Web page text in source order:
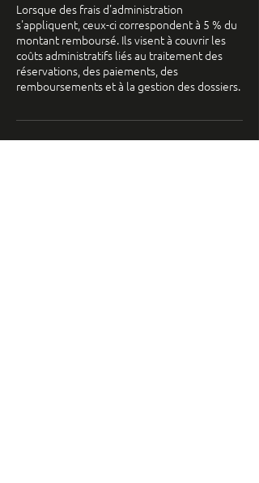
Lorsque des frais d'administration
s'appliquent, ceux-ci correspondent à 5 % du
montant remboursé. Ils visent à couvrir les
coûts administratifs liés au traitement des
réservations, des paiements, des